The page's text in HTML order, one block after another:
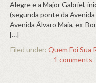
Alegre e a Major Gabriel,
(segunda ponte da
Avenida Álvaro Maia, ex-
[…]
Filed under: Quem Foi Sua
1 comments